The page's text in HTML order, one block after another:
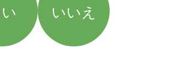
いいえ